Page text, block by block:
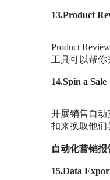
13.Product
Product
工具可以帮你
14.Spin a Sale
开展销售自动
扣来换取他们
自动化营销报
15.Data